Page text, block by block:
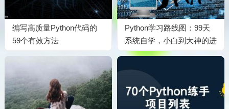
编写高质量Python代码的
59个有效方法
Python学习路线图：99天
系统自学，小白到大神的进
阶之路附教程